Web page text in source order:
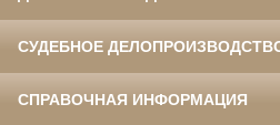
СУДЕБНОЕ
СПРАВОЧНАЯ ИНФОРМАЦИЯ